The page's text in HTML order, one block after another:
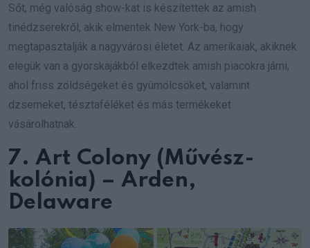
Sőt, még valóság show-kat is készítettek az amish
tinédzserekről, akik elmentek New York-ba, hogy
megtapasztalják a nagyvárosi életet. Az amerikaiak, akiknek
elegük van a gyorskajákból elkezdtek amish piacokra járni,
ahol friss zöldségeket és gyümölcsöket, valamint
dzsemeket, tésztaféléket és más termékeket
vásárolhatnak.
7. Art Colony (Művész-
kolónia) – Arden,
Delaware